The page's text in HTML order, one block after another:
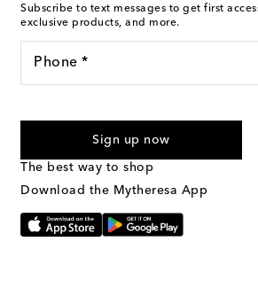
Subscribe to text messages to get first
exclusive products, and more.
Phone *
marketing messages will be sent to the
Text Messaging Terms & Privacy Policy
Sign up now
The best way to shop
Download the Mytheresa App